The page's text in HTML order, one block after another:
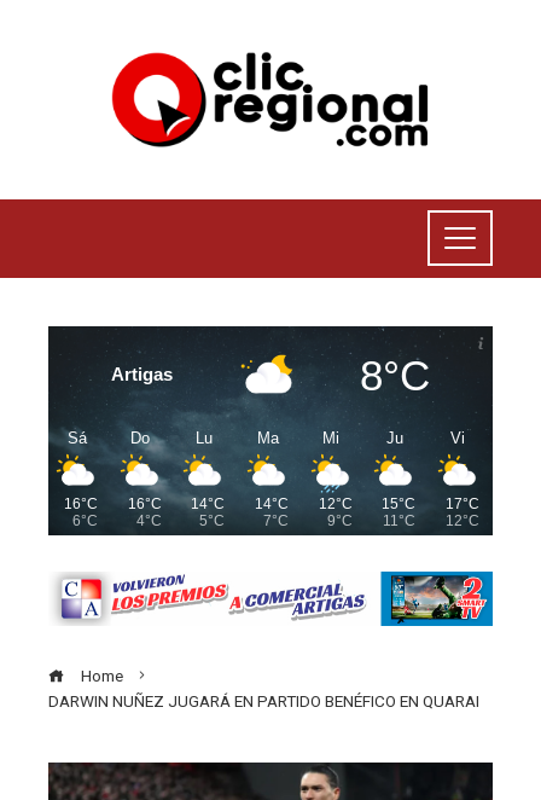
Artigas 8°C
Sá
16°C
6°C
Do
16°C
4°C
Lu
14°C
5°C
Ma
14°C
7°C
Mi
12°C
9°C
Ju
15°C
11°C
Vi
17°C
12°C
Home
DARWIN NUÑEZ JUGARÁ EN PARTIDO BENÉFICO EN QUARAI